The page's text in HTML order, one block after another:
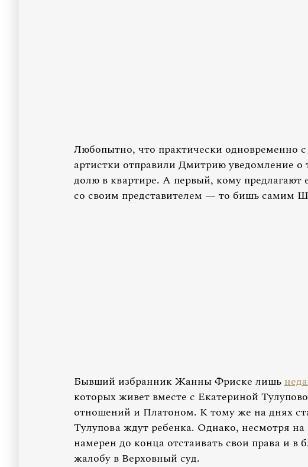
Любопытно, что практически одновременно
артистки отправили Дмитрию уведомление о
долю в квартире. А первый, кому предлагают
со своим представителем — то бишь самим
Бывший избранник Жанны Фриске лишь
которых живет вместе с Екатериной
отношений и Платоном. К тому же на днях
Тулупова ждут ребенка. Однако, несмотря на
намерен до конца отстаивать свои права и в
жалобу в Верховный суд.